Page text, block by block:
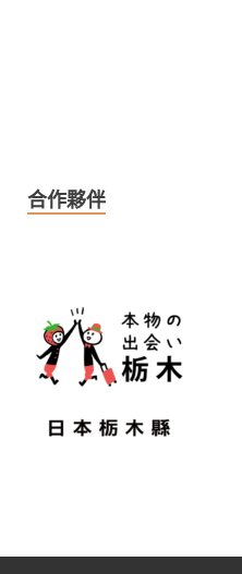
合作夥伴